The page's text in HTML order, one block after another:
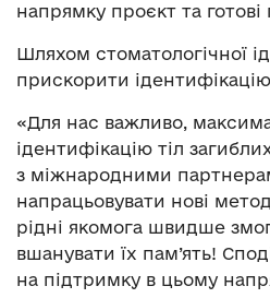
напрямку проєкт та
Шляхом стоматологічної
прискорити
«Для нас важливо,
ідентифікацію тіл
з міжнародними
напрацьовувати нові
рідні якомога швидше
вшанувати їх пам’ять!
на підтримку в цьому